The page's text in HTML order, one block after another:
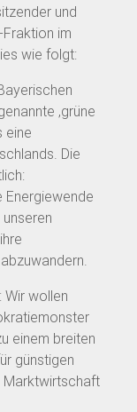
und
im
wie folgt:
‚grüne
eine
Die
Energiewende
Wir wollen
einem breiten
günstigen
Marktwirtschaft